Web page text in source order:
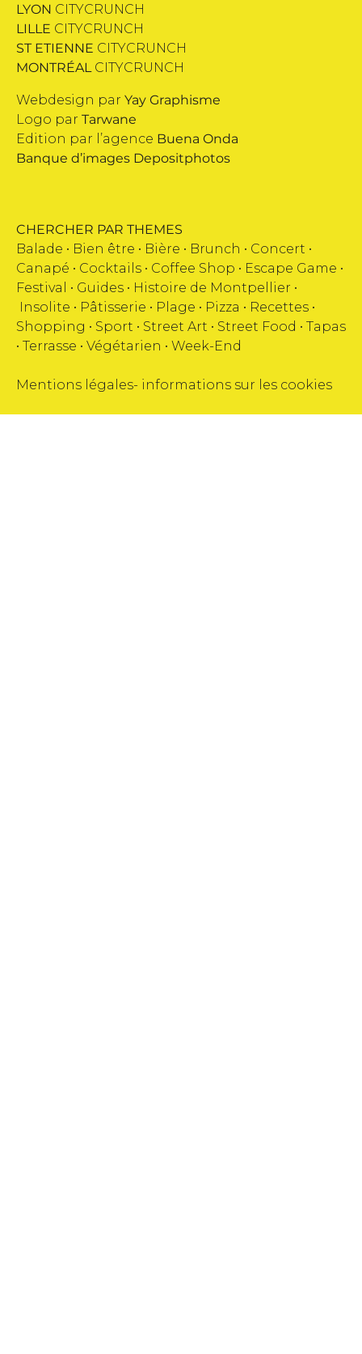
LYON CITYCRUNCH
LILLE CITYCRUNCH
ST ETIENNE CITYCRUNCH
MONTRÉALCITYCRUNCH
Webdesign par Yay Graphisme
Logo par Tarwane
Edition par l’agence Buena Onda
Banque d’images Depositphotos
CHERCHER PAR THEMES
Balade • Bien être • Bière • Brunch • Concert •
Canapé • Cocktails • Coffee Shop • Escape Game •
Festival
• Guides • Histoire de Montpellier •
Insolite • Pâtisserie • Plage • Pizza • Recettes •
Shopping • Sport • Street Art • Street Food • Tapas
• Terrasse • Végétarien • Week-End
Mentions légales- informations sur les cookies